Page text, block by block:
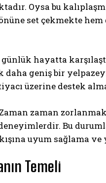
Oysa bu
set çekmekte hem
hayatta
geniş bir
üzerine destek
zaman
Bu
uyum sağlama ve
Temeli